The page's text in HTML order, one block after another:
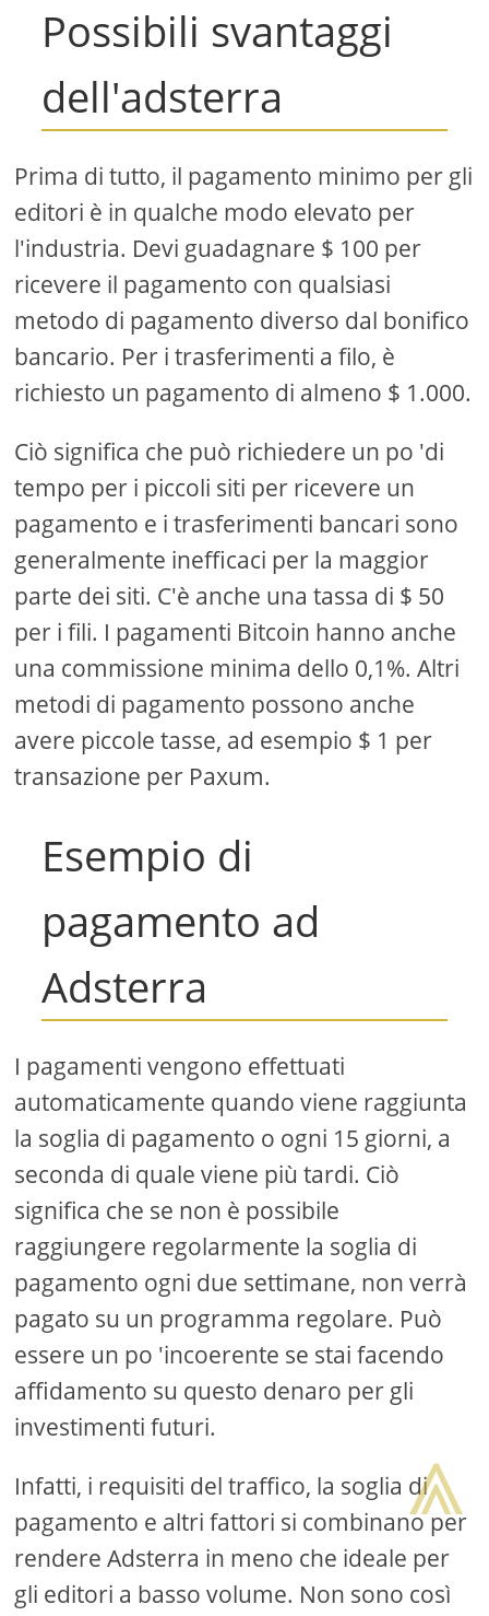
Possibili svantaggi
dell'adsterra
Prima di tutto, il pagamento minimo per gli
editori è in qualche modo elevato per
l'industria. Devi guadagnare $ 100 per
ricevere il pagamento con qualsiasi
metodo di pagamento diverso dal bonifico
bancario. Per i trasferimenti a filo, è
richiesto un pagamento di almeno $ 1.000.
Ciò significa che può richiedere un po 'di
tempo per i piccoli siti per ricevere un
pagamento e i trasferimenti bancari sono
generalmente inefficaci per la maggior
parte dei siti. C'è anche una tassa di $ 50
per i fili. I pagamenti Bitcoin hanno anche
una commissione minima dello 0,1%. Altri
metodi di pagamento possono anche
avere piccole tasse, ad esempio $ 1 per
transazione per Paxum.
Esempio di
pagamento ad
Adsterra
I pagamenti vengono effettuati
automaticamente quando viene raggiunta
la soglia di pagamento o ogni 15 giorni, a
seconda di quale viene più tardi. Ciò
significa che se non è possibile
raggiungere regolarmente la soglia di
pagamento ogni due settimane, non verrà
pagato su un programma regolare. Può
essere un po 'incoerente se stai facendo
affidamento su questo denaro per gli
investimenti futuri.
Infatti, i requisiti del traffico, la soglia di
pagamento e altri fattori si combinano per
rendere Adsterra in meno che ideale per
gli editori a basso volume. Non sono così
⩓